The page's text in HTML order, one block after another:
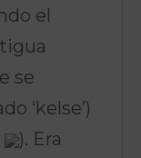
el
se
‘kelse’)
). Era